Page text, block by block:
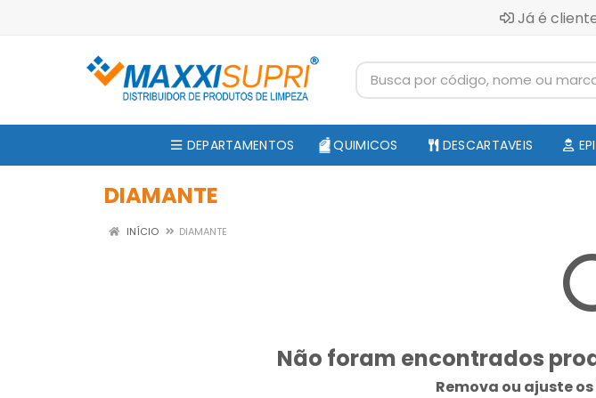
Já é
DEPARTAMENTOS QUIMICOS DESCARTAVEIS EPI
DIAMANTE
INÍCIO DIAMANTE
Não foram encontrados
Remova ou ajuste